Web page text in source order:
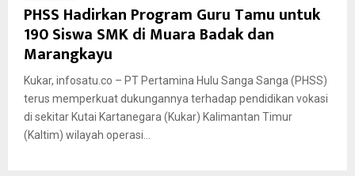
PHSS Hadirkan Program Guru Tamu untuk
190 Siswa SMK di Muara Badak dan
Marangkayu
Kukar, infosatu.co – PT Pertamina Hulu Sanga Sanga (PHSS)
terus memperkuat dukungannya terhadap pendidikan vokasi
di sekitar Kutai Kartanegara (Kukar) Kalimantan Timur
(Kaltim) wilayah operasi...